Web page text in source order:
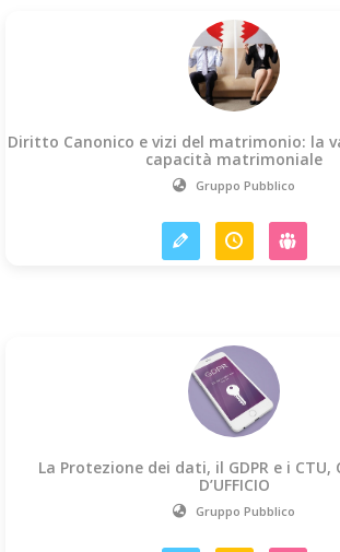
Diritto Canonico e vizi del matrimonio: la
capacità matrimoniale
Gruppo Pubblico
La Protezione dei dati, il GDPR e i CTU,
D’UFFICIO
Gruppo Pubblico